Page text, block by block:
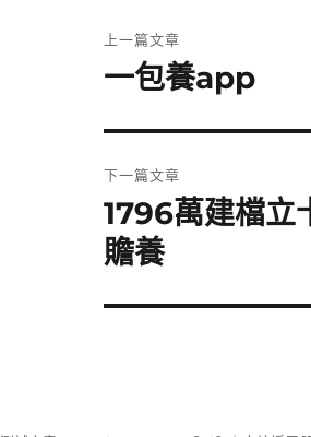
章
上一篇文章
上
篇
文
一包養app
下一篇文章
下
一
篇
文
1796萬建檔立
贍養